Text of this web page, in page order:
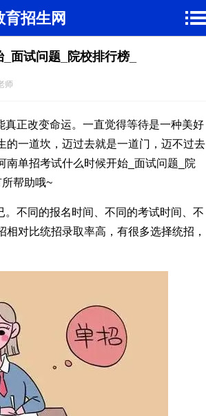
招生网
面试问题_院校排行榜_
师
正改变命运。一直觉得等待是一种美好
的一道坎，迈过去就是一道门，迈不过去
南单招考试什么时候开始_面试问题_院
帮助哦~
。不同的报名时间、不同的考试时间、不
对比统招录取率高，有很多选择统招，